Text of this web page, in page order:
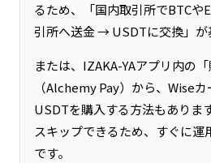
るため、「国内取引所でBTC
引所へ送金 → USDTに交換」が
または、IZAKA-YAアプリ内の
（Alchemy Pay）から、Wise
USDTを購入する方法もありま
スキップできるため、すぐに運
です。